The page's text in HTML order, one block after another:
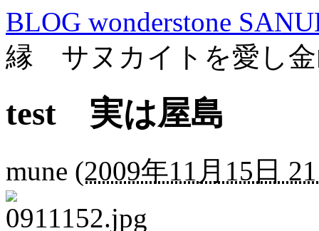
BLOG wonderstone
縁 サヌカイトを愛し金
test 実は屋島
mune (2009年11月15日